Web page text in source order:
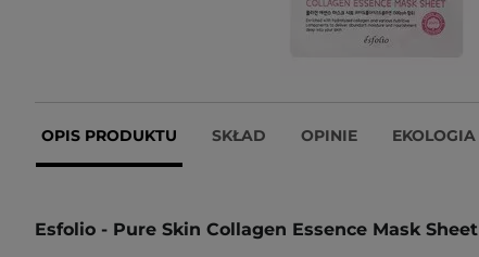
OPIS PRODUKTU SKŁAD OPINIE EKOLOGIA
Esfolio - Pure Skin Collagen Essence Mask Sheet